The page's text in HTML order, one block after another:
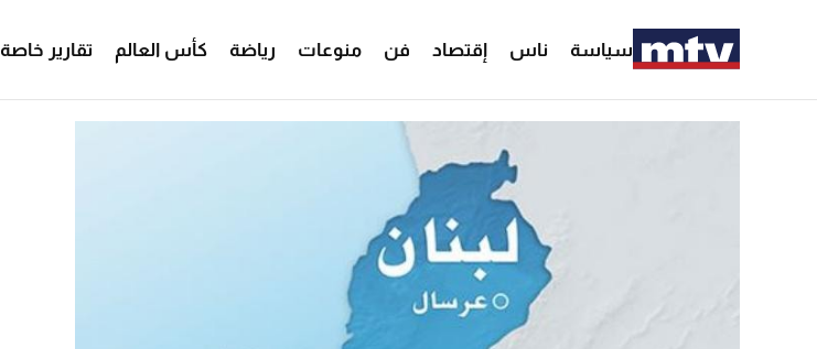
سياسة ناس إقتصاد فن منوعات رياضة كأس العالم تقارير خاصة